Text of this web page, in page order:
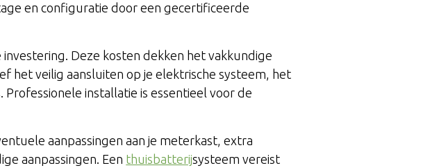
en configuratie door een gecertificeerde
Deze kosten dekken het vakkundige
het veilig aansluiten op je elektrische systeem, het
installatie is essentieel voor de
aanpassingen aan je meterkast, extra
aanpassingen. Een thuisbatterijsysteem vereist